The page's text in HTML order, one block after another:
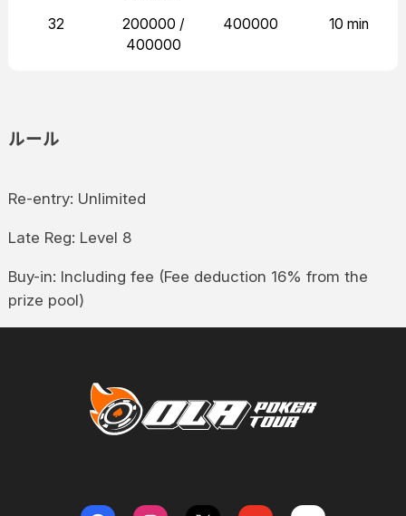
32
200000 /
400000
400000 10 min
ルール
Re-entry: Unlimited
Late Reg: Level 8
Buy-in: Including fee (Fee deduction 16% from the
prize pool)